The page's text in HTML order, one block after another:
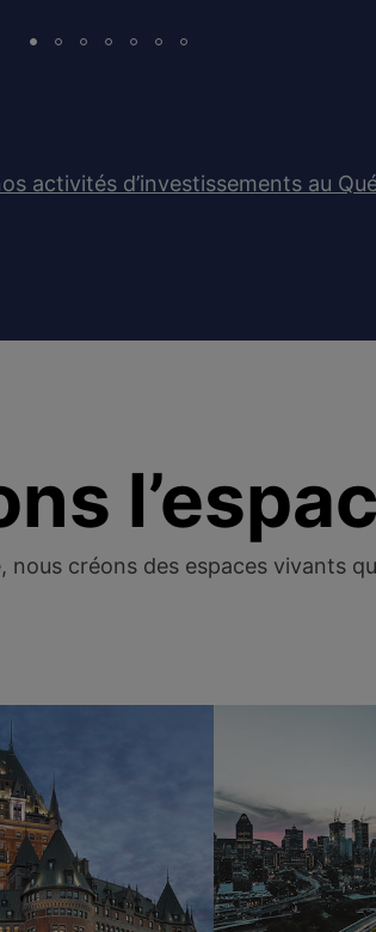
activités d’investissements au
créons des espaces vivants